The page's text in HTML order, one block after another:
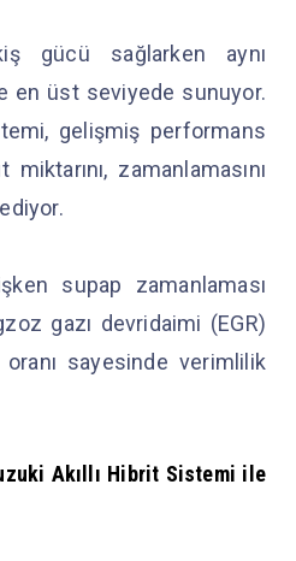
gücü sağlarken aynı
en üst seviyede sunuyor.
gelişmiş performans
zamanlamasını
supap zamanlaması
gazı devridaimi (EGR)
oranı sayesinde verimlilik
Akıllı Hibrit Sistemi ile